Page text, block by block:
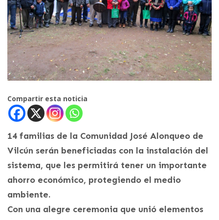
Compartir esta noticia
14 familias de la Comunidad José Alonqueo de
Vilcún serán beneficiadas con la instalación del
sistema, que les permitirá tener un importante
ahorro económico, protegiendo el medio
ambiente.
Con una alegre ceremonia que unió elementos